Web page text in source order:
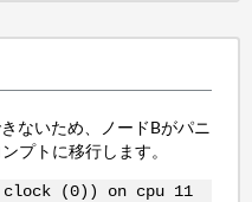
ないため、ノードBがパニ
プトに移行します。
clock (0)) on cpu 11